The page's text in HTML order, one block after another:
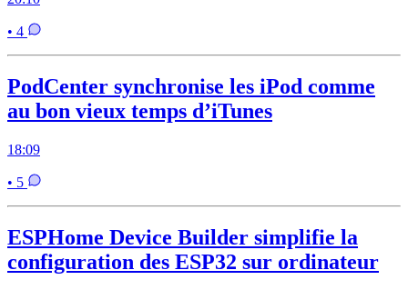
• 4
PodCenter synchronise les iPod comme
au bon vieux temps d’iTunes
18:09
• 5
ESPHome Device Builder simplifie la
configuration des ESP32 sur ordinateur